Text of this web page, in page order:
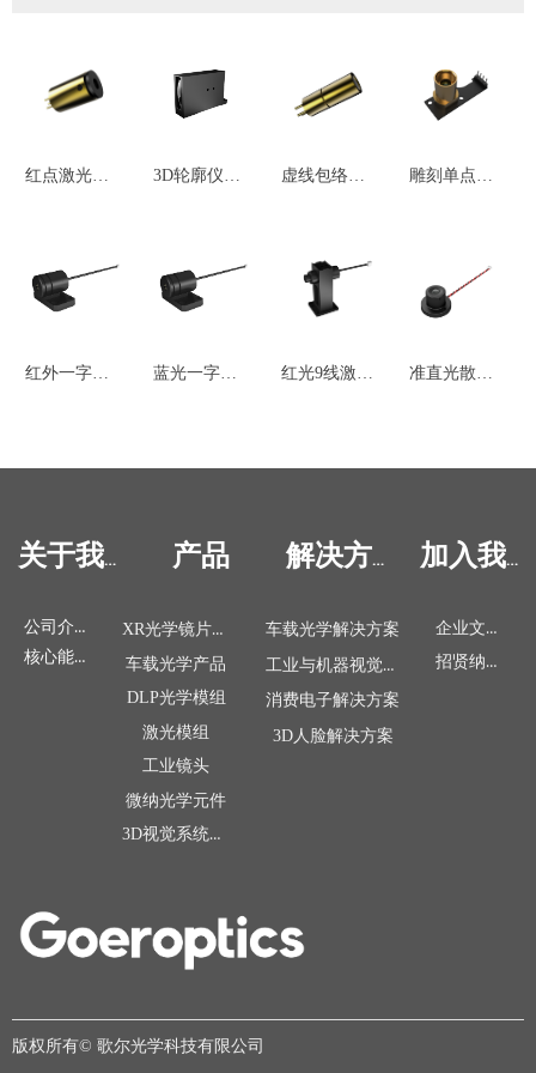
红点激光模
3D轮廓仪激
虚线包络十
雕刻单点激
红外一字线
蓝光一字线
红光9线激光
准直光散斑
版权所有© 歌尔光学科技有限公司
公司介绍
核心能力
XR光学镜片&模组
车载光学产品
DLP光学模组
激光模组
工业镜头
微纳光学元件
3D视觉系统产品
车载光学解决方案
工业与机器视觉解决方案
消费电子解决方案
3D人脸解决方案
企业文化
招贤纳士
关于我们 产品 解决方案 加入我们